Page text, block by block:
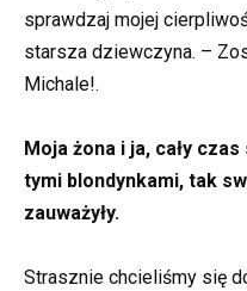
sprawdzaj mojej
starsza dziewczyna. –
Michale!.
Moja żona i ja, cały
tymi blondynkami, tak
zauważyły.
Strasznie chcieliśmy się